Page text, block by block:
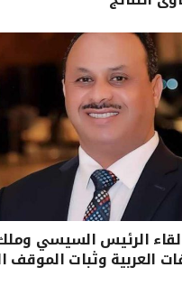
الرئيس السيسي
العربية وثبات الموقف